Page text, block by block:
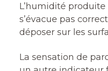
L’humidité
s’évacue pas
déposer sur les
La sensation de